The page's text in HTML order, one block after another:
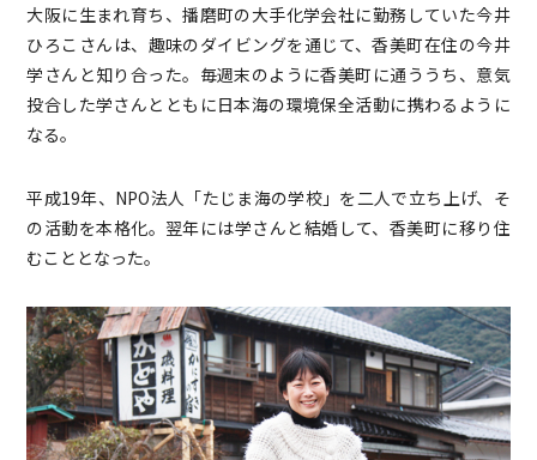
大阪に生まれ育ち、播磨町の大手化学会社に勤務していた今井
ひろこさんは、趣味のダイビングを通じて、香美町在住の今井
学さんと知り合った。毎週末のように香美町に通ううち、意気
投合した学さんとともに日本海の環境保全活動に携わるように
なる。
平成19年、NPO法人「たじま海の学校」を二人で立ち上げ、そ
の活動を本格化。翌年には学さんと結婚して、香美町に移り住
むこととなった。